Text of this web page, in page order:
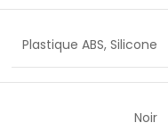
Plastique ABS, Silicone
Noir